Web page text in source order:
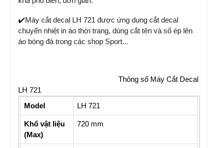
✔️Máy cắt decal LH 721 được ứng dụng cắt decal
chuyển nhiệt in áo thời trang, dùng cắt tên và số ép lên
áo bóng đá trong các shop Sport...
Thông số Máy Cắt Decal
LH 721
Model
LH 721
Khổ vật liệu
(Max)
720 mm